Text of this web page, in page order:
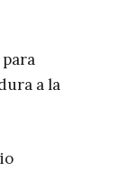
a la